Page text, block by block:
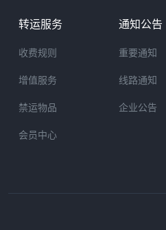
转运服务
收费规则
增值服务
禁运物品
会员中心
通知公告
重要通知
线路通知
企业公告